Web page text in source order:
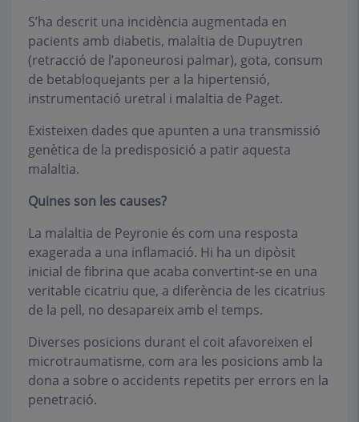
S’ha descrit una incidència augmentada en
pacients amb diabetis, malaltia de Dupuytren
(retracció de l’aponeurosi palmar), gota, consum
de betabloquejants per a la hipertensió,
instrumentació uretral i malaltia de Paget.
Existeixen dades que apunten a una transmissió
genètica de la predisposició a patir aquesta
malaltia.
Quines son les causes?
La malaltia de Peyronie és com una resposta
exagerada a una inflamació. Hi ha un dipòsit
inicial de fibrina que acaba convertint-se en una
veritable cicatriu que, a diferència de les cicatrius
de la pell, no desapareix amb el temps.
Diverses posicions durant el coit afavoreixen el
microtraumatisme, com ara les posicions amb la
dona a sobre o accidents repetits per errors en la
penetració.